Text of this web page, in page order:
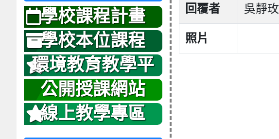
回覆者 吳靜玫
照片
學校課程計畫
學校本位課程
環境教育教學平
台
公開授課網站
線上教學專區